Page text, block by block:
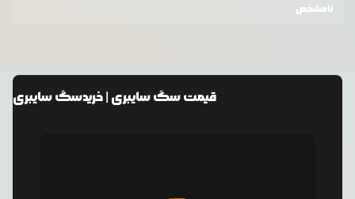
نامشخص
قیمتسگ سایبری | خریدسگ سایبری